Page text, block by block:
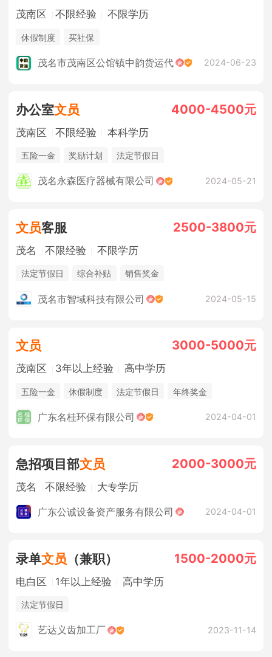
茂南区 不限经验 不限学历
休假制度 买社保
茂名市茂南区公馆镇中韵货运代 2024-06-23
办公室文员 4000-4500元
茂南区 不限经验 本科学历
五险一金 奖励计划 法定节假日
茂名永森医疗器械有限公司 2024-05-21
文员客服 2500-3800元
茂名 不限经验 不限学历
法定节假日 综合补贴 销售奖金
茂名市智域科技有限公司 2024-05-15
文员 3000-5000元
茂南区 3年以上经验 高中学历
五险一金 休假制度 法定节假日 年终奖金
广东名桂环保有限公司 2024-04-01
急招项目部文员 2000-3000元
茂名 不限经验 大专学历
广东公诚设备资产服务有限公司 2024-04-01
录单文员 （兼职） 1500-2000元
电白区 1年以上经验 高中学历
法定节假日
艺达义齿加工厂 2023-11-14